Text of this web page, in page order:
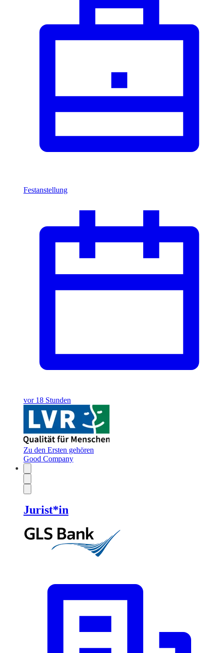
Festanstellung
vor 18 Stunden
Zu den Ersten gehören
Good Company
Jurist*in